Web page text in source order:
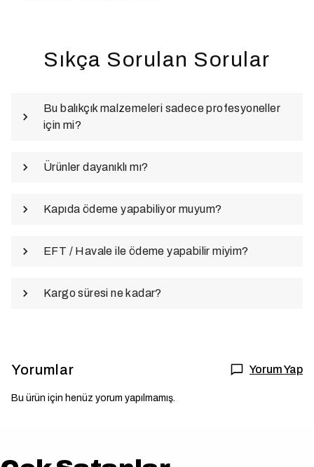
Sıkça Sorulan Sorular
Bu balıkçık malzemeleri sadece profesyoneller
için mi?
Ürünler dayanıklı mı?
Kapıda ödeme yapabiliyor muyum?
EFT / Havale ile ödeme yapabilir miyim?
Kargo süresi ne kadar?
Yorumlar Yorum Yap
Bu ürün için henüz yorum yapılmamış.